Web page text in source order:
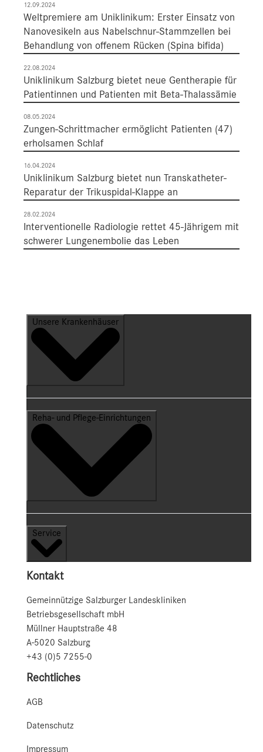
12.09.2024
Weltpremiere am Uniklinikum: Erster Einsatz von
Nanovesikeln aus Nabelschnur-Stammzellen bei
Behandlung von offenem Rücken (Spina bifida)
22.08.2024
Uniklinikum Salzburg bietet neue Gentherapie für
Patientinnen und Patienten mit Beta-Thalassämie
08.05.2024
Zungen-Schrittmacher ermöglicht Patienten (47)
erholsamen Schlaf
16.04.2024
Uniklinikum Salzburg bietet nun Transkatheter-
Reparatur der Trikuspidal-Klappe an
28.02.2024
Interventionelle Radiologie rettet 45-Jährigem mit
schwerer Lungenembolie das Leben
Unsere Krankenhäuser
Reha- und Pflege-Einrichtungen
Service
Kontakt
Gemeinnützige Salzburger Landeskliniken
Betriebsgesellschaft mbH
Müllner Hauptstraße 48
A-5020 Salzburg
+43 (0)5 7255-0
Rechtliches
AGB
Datenschutz
Impressum